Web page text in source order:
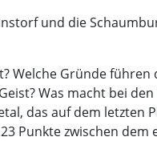
und die
Welche Gründe führen
Was macht bei
das auf dem letzten
Punkte zwischen